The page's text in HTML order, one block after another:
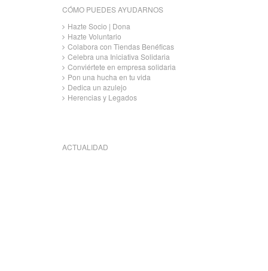
CÓMO PUEDES AYUDARNOS
Hazte Socio | Dona
Hazte Voluntario
Colabora con Tiendas Benéficas
Celebra una Iniciativa Solidaria
Conviértete en empresa solidaria
Pon una hucha en tu vida
Dedica un azulejo
Herencias y Legados
ACTUALIDAD